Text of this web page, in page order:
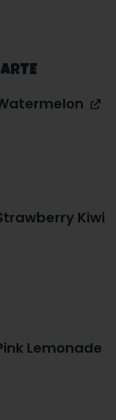
Kiwi
Lemonade